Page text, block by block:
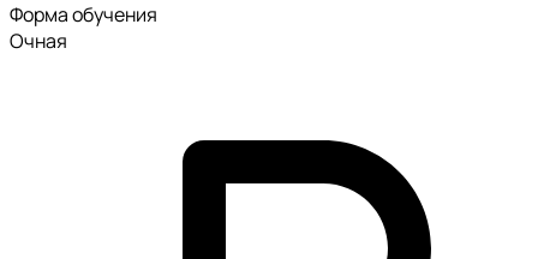
Форма обучения
Очная